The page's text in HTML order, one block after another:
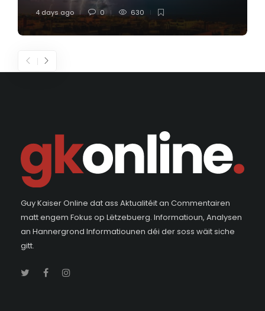
4 days ago 0 630
Guy Kaiser Online dat ass Aktualitéit an Commentairen
matt engem Fokus op Lëtzebuerg. Informatioun, Analysen
an Hannergrond Informatiounen déi der soss wäit siche
gitt.